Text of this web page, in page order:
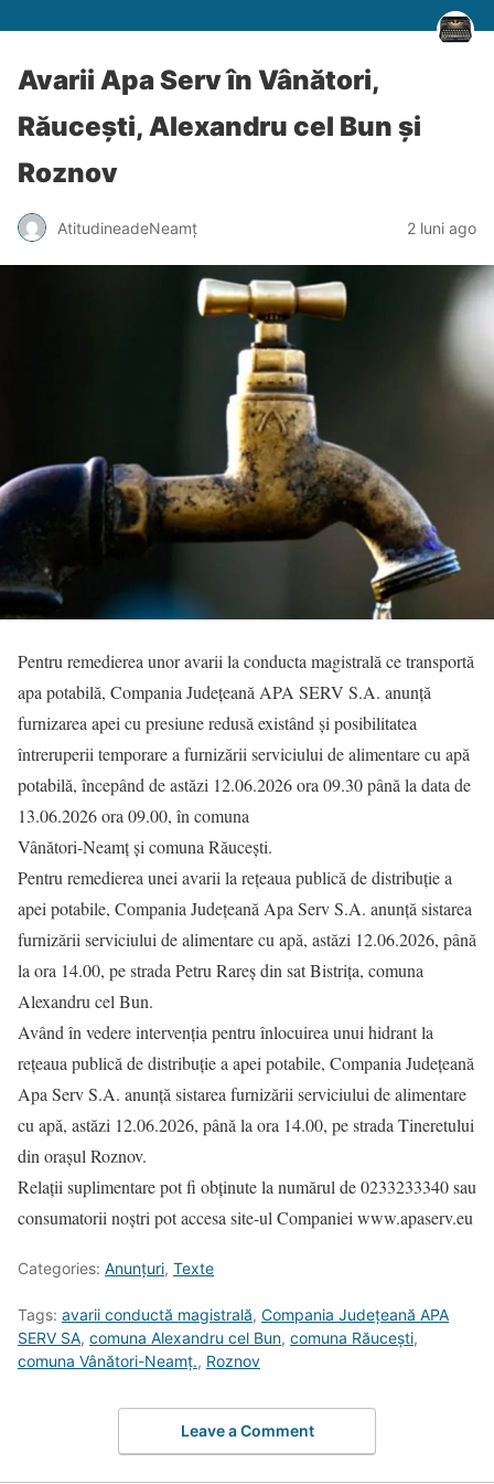
Avarii Apa Serv în Vânători,
Răucești, Alexandru cel Bun și
Roznov
AtitudineadeNeamț 2 luni ago
Pentru remedierea unor avarii la conducta magistrală ce transportă
apa potabilă, Compania Județeană APA SERV S.A. anunță
furnizarea apei cu presiune redusă existând și posibilitatea
întreruperii temporare a furnizării serviciului de alimentare cu apă
potabilă, începând de astăzi 12.06.2026 ora 09.30 până la data de
13.06.2026 ora 09.00, în comuna
Vânători-Neamț și comuna Răucești.
Pentru remedierea unei avarii la rețeaua publică de distribuție a
apei potabile, Compania Județeană Apa Serv S.A. anunță sistarea
furnizării serviciului de alimentare cu apă, astăzi 12.06.2026, până
la ora 14.00, pe strada Petru Rareș din sat Bistrița, comuna
Alexandru cel Bun.
Având în vedere intervenția pentru înlocuirea unui hidrant la
rețeaua publică de distribuție a apei potabile, Compania Județeană
Apa Serv S.A. anunță sistarea furnizării serviciului de alimentare
cu apă, astăzi 12.06.2026, până la ora 14.00, pe strada Tineretului
din orașul Roznov.
Relații suplimentare pot fi obținute la numărul de 0233233340 sau
consumatorii noștri pot accesa site-ul Companiei www.apaserv.eu
Categories: Anunțuri, Texte
Tags: avarii conductă magistrală, Compania Județeană APA
SERV SA, comuna Alexandru cel Bun, comuna Răucești,
comuna Vânători-Neamț., Roznov
Leave a Comment